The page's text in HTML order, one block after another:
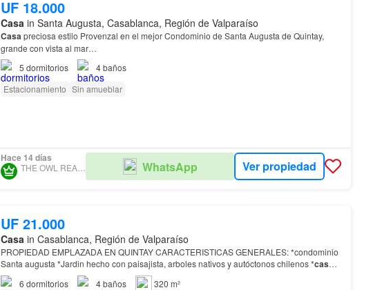
UF 18.000
Casa in Santa Augusta, Casablanca, Región de Valparaíso
Casapreciosa estilo Provenzal en el mejor Condominio de Santa Augusta de Quintay,
grande con vista al mar…
5 dormitorios 4baños
Estacionamiento Sin amueblar
Hace 14 días
THE OWL REAL ESTATE WhatsApp Ver propiedad
UF 21.000
Casa in Casablanca, Región de Valparaíso
PROPIEDAD EMPLAZADA EN QUINTAY CARACTERISTICAS GENERALES: *condominio
Santa augusta *Jardin hecho con paisajista, arboles nativos y autóctonos chilenos *casa
circuito de Mountain Bike *sendero de Trekking *Restaurante, en fu…
6 dormitorios 4baños
320 m²